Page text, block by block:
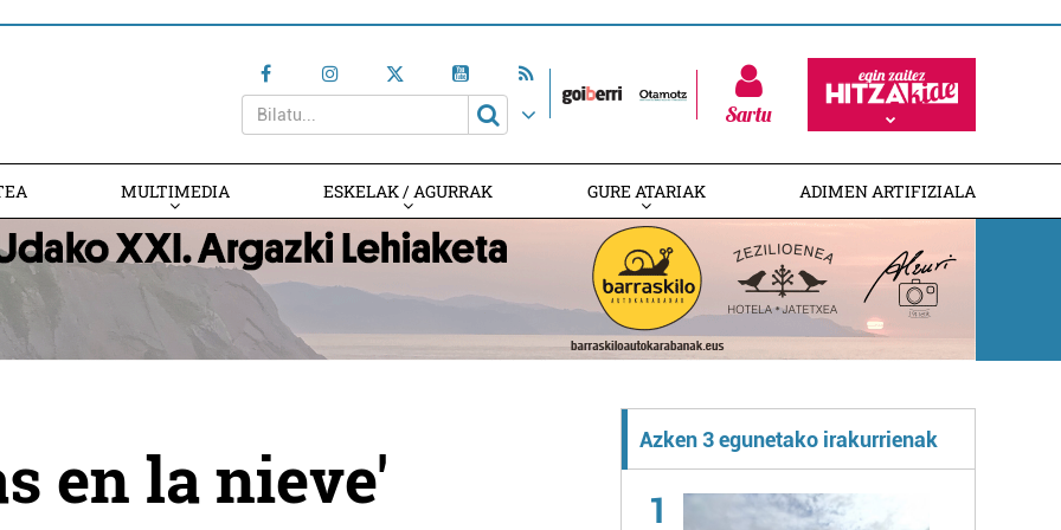
Sartu
MULTIMEDIA ESKELAK / AGURRAK GURE ATARIAK ADIMEN ARTIFIZIALA
en la nieve' Azken 3 egunetako irakurrienak
1